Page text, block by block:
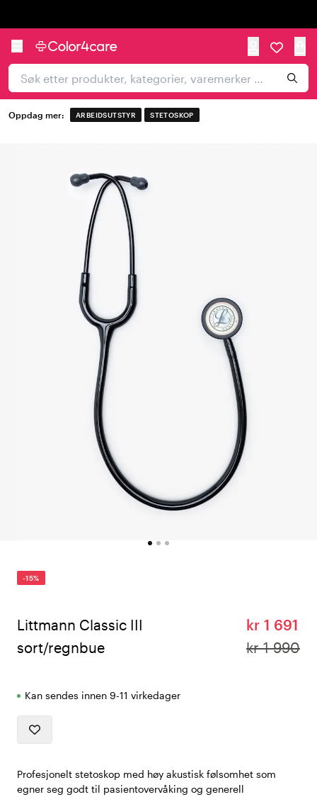
Oppdag mer: ARBEIDSUTSTYR STETOSKOP
-15%
Littmann Classic III
sort/regnbue
kr 1 691
kr 1 990
Kan sendes innen 9-11 virkedager
Profesjonelt stetoskop med høy akustisk følsomhet som
egner seg godt til pasientovervåking og generell